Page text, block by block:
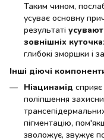
Таким чином,
усуває основну
результаті
зовнішніх
глибокі зморшки і
Інші діючі
Ніацинамід сприяє
поліпшення
пігментацію,
зволожує, звужує